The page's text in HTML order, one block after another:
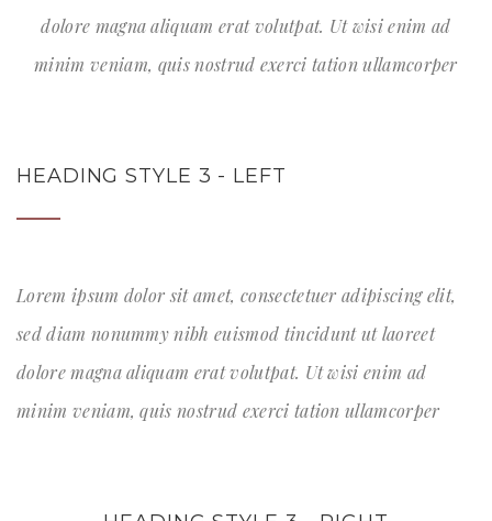
dolore magna aliquam erat volutpat. Ut wisi enim ad
minim veniam, quis nostrud exerci tation ullamcorper
HEADING STYLE 3 - LEFT
Lorem ipsum dolor sit amet, consectetuer adipiscing elit,
sed diam nonummy nibh euismod tincidunt ut laoreet
dolore magna aliquam erat volutpat. Ut wisi enim ad
minim veniam, quis nostrud exerci tation ullamcorper